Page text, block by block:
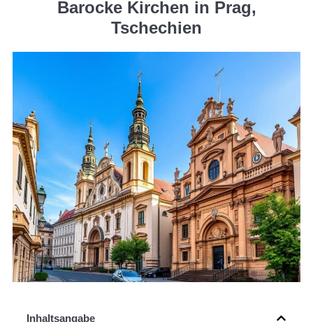
Barocke Kirchen in Prag,
Tschechien
Inhaltsangabe